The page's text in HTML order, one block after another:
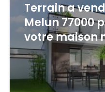
Terrain a
Melun 77000
votre maison